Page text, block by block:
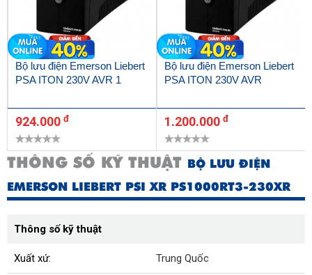
Bộ lưu điện Emerson Liebert
PSA ITON 230V AVR 1
924.000 đ
Bộ lưu điện Emerson Liebert
PSA ITON 230V AVR
1.200.000 đ
THÔNG SỐ KỸ THUẬT BỘ LƯU ĐIỆN
EMERSON LIEBERT PSI XR PS1000RT3-230XR
Thông số kỹ thuật
Xuất xứ: Trung Quốc